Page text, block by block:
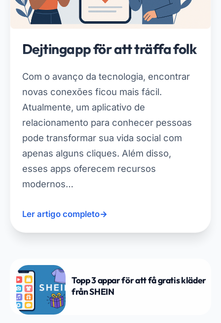
Dejtingapp för att träffa folk
Com o avanço da tecnologia, encontrar
novas conexões ficou mais fácil.
Atualmente, um aplicativo de
relacionamento para conhecer pessoas
pode transformar sua vida social com
apenas alguns cliques. Além disso,
esses apps oferecem recursos
modernos…
Ler artigo completo→
Topp 3 appar för att få gratis kläder
från SHEIN